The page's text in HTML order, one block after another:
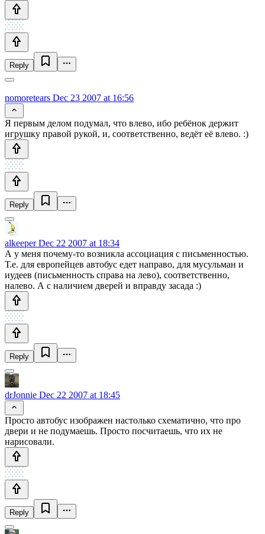
Reply
nomoretears Dec 23 2007 at 16:56
Я первым делом подумал, что влево, ибо ребёнок держит
игрушку правой рукой, и, соответственно, ведёт её влево. :)
Reply
alkeeperDec 22 2007 at 18:34
А у меня почему-то возникла ассоциация с письменностью.
Т.е. для европейцев автобус едет направо, для мусульман и
иудеев (письменность справа на лево), соответственно,
налево. А с наличием дверей и вправду засада :)
Reply
drJonnie Dec 22 2007 at 18:45
Просто автобус изображен настолько схематично, что про
двери и не подумаешь. Просто посчитаешь, что их не
нарисовали.
Reply